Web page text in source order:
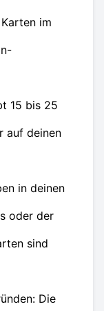
im
15 bis 25
auf deinen
in deinen
oder der
sind
Die